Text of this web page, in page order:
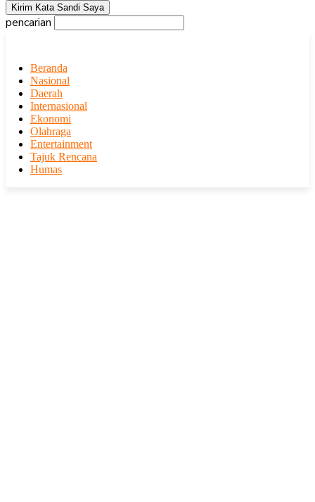
pencarian
Beranda
Nasional
Daerah
Internasional
Ekonomi
Olahraga
Entertainment
Tajuk Rencana
Humas